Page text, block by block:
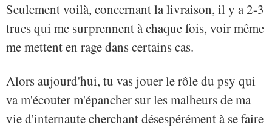
Seulement voilà, concernant la livraison, il y a 2-3
trucs qui me surprennent à chaque fois, voir même
me mettent en rage dans certains cas.
Alors aujourd'hui, tu vas jouer le rôle du psy qui
va m'écouter m'épancher sur les malheurs de ma
vie d'internaute cherchant désespérément à se faire